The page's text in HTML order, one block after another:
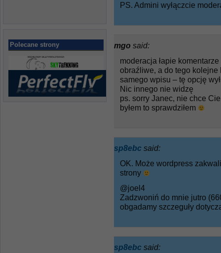
Polecane strony
PS. Admini wyłączcie
mgo said:
moderacja łapie
obraźliwe, a do tego kolejne
samego wpisu – tę opcję
Nic innego nie widzę
ps. sorry Janec, nie chce
byłem to sprawdziłem
sp8ebc said:
OK. Może wordpress
strony
@joel4
Zadzwoniń do mnie jutro
obgadamy szczeguły
sp8ebc said: